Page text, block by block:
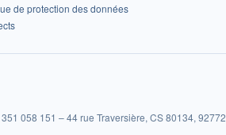
de protection des données
058 151 – 44 rue Traversière, CS 80134, 92772